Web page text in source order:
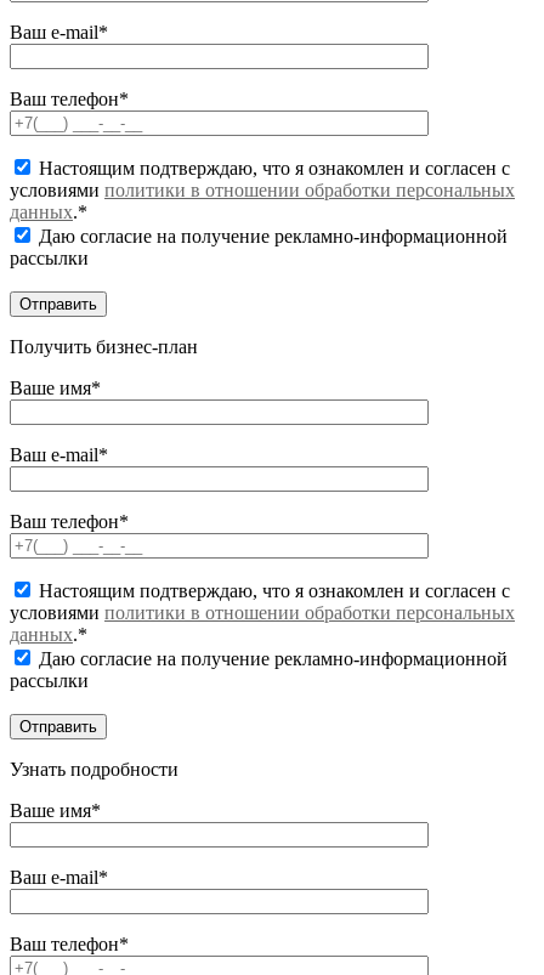
Ваш e-mail*
Ваш телефон*
Настоящим подтверждаю, что я ознакомлен и согласен с
условиями политики в отношении обработки персональных
данных.*
Даю согласие на получение рекламно-информационной
рассылки
Получить бизнес-план
Ваше имя*
Ваш e-mail*
Ваш телефон*
Настоящим подтверждаю, что я ознакомлен и согласен с
условиями политики в отношении обработки персональных
данных.*
Даю согласие на получение рекламно-информационной
рассылки
Узнать подробности
Ваше имя*
Ваш e-mail*
Ваш телефон*